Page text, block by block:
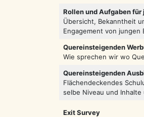
Rollen und Aufgaben für
Übersicht, Bekanntheit
Engagement von jungen
Quereinsteigenden
Wie sprechen wir wo
Quereinsteigenden
Flächendeckendes
selbe Niveau und Inhalte
Exit Survey